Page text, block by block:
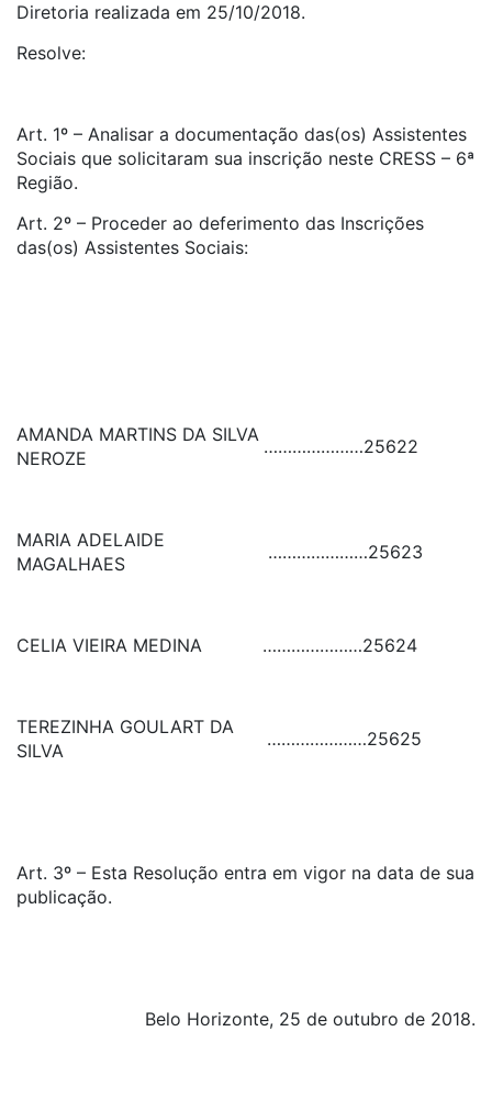
Diretoria realizada em 25/10/2018.
Resolve:
Art. 1º – Analisar a documentação das(os) Assistentes
Sociais que solicitaram sua inscrição neste CRESS – 6ª
Região.
Art. 2º – Proceder ao deferimento das Inscrições
das(os) Assistentes Sociais:
AMANDA MARTINS DA SILVA
NEROZE
…………………25622
MARIA ADELAIDE
MAGALHAES
…………………25623
CELIA VIEIRA MEDINA …………………25624
TEREZINHA GOULART DA
SILVA
…………………25625
Art. 3º – Esta Resolução entra em vigor na data de sua
publicação.
Belo Horizonte, 25 de outubro de 2018.